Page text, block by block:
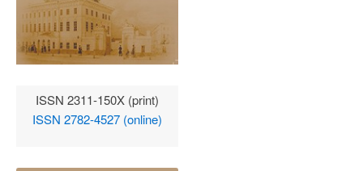
ISSN 2311-150X (print)
ISSN 2782-4527 (online)